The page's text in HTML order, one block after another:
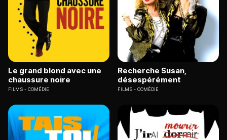
Le grand blond avec une
chaussure noire
FILMS COMÉDIE
Recherche Susan,
désespérément
FILMS COMÉDIE